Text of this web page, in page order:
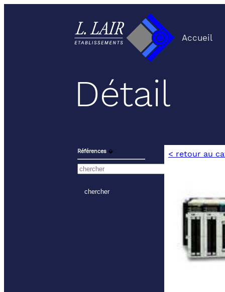
Accueil
Détail
Références ⬙ < retour au